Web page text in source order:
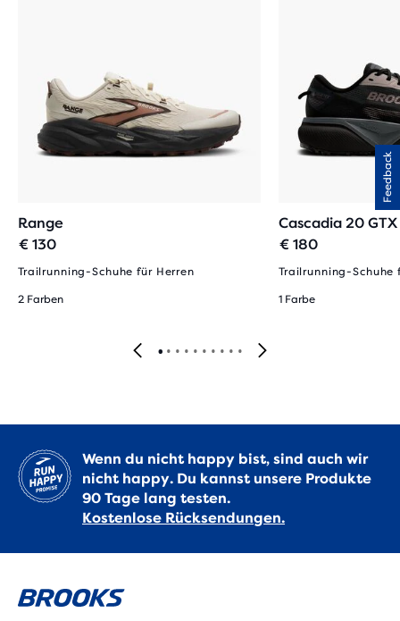
Range
€ 130
Trailrunning-Schuhe für Herren
2 Farben
Cascadia 20 GTX
€ 180
Trailrunning-Schuhe
1 Farbe
Wenn du nicht happy bist, sind auch wir
nicht happy. Du kannst unsere Produkte
90 Tage lang testen.
Kostenlose Rücksendungen.
Feedback